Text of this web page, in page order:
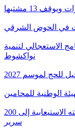
13 مشتبها
في الحوض الشرقي
الاستعجالي لتنمية
نواكشوط
لموسم 2027
الوطنية للمحامين
اتفاقية لتوسعة مستشفى الصداقة ورفع طاقته الاستيعابية إلى 200
سرير